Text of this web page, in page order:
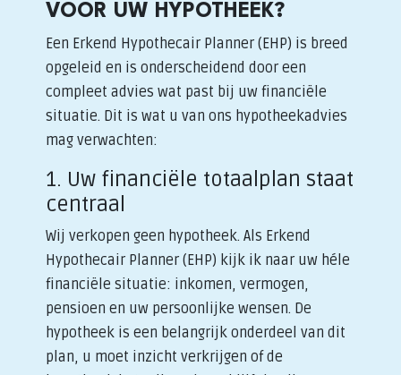
VOOR UW HYPOTHEEK?
Een Erkend Hypothecair Planner (EHP) is breed
opgeleid en is onderscheidend door een
compleet advies wat past bij uw financiële
situatie. Dit is wat u van ons hypotheekadvies
mag verwachten:
1. Uw financiële totaalplan staat
centraal
Wij verkopen geen hypotheek. Als Erkend
Hypothecair Planner (EHP) kijk ik naar uw héle
financiële situatie: inkomen, vermogen,
pensioen en uw persoonlijke wensen. De
hypotheek is een belangrijk onderdeel van dit
plan, u moet inzicht verkrijgen of de